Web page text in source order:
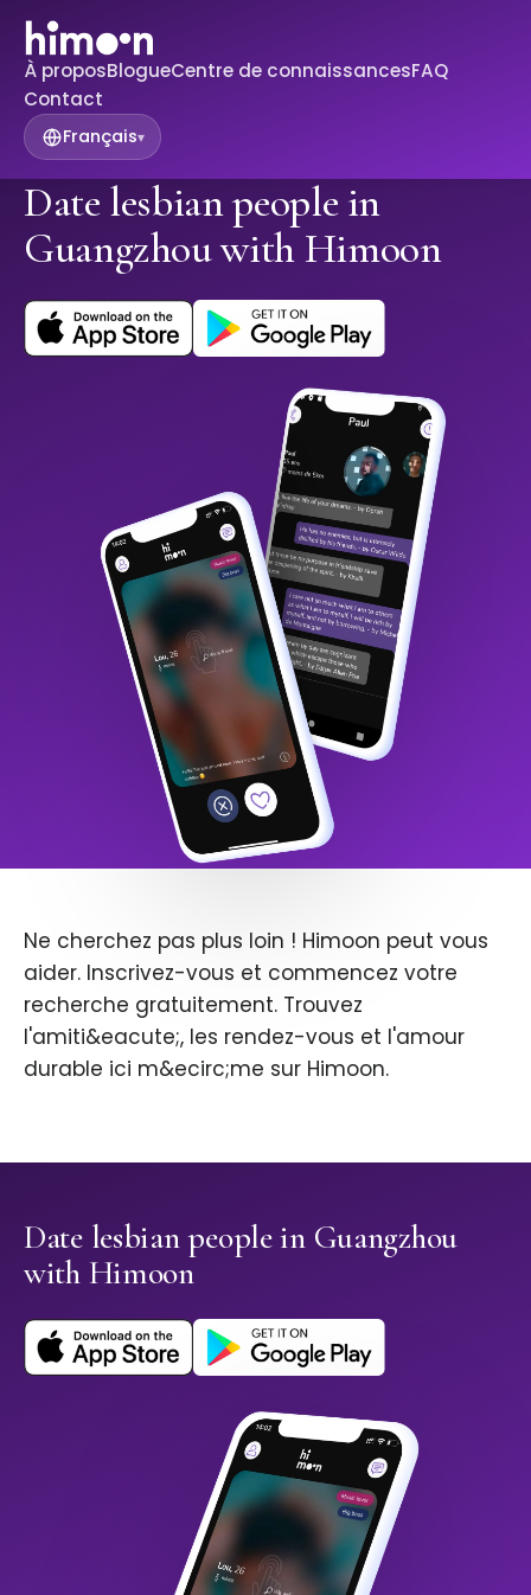
À proposBlogueCentre de connaissancesFAQ
Contact
Français▾
Date lesbian people in
Guangzhou with Himoon
Ne cherchez pas plus loin ! Himoon peut vous
aider. Inscrivez-vous et commencez votre
recherche gratuitement. Trouvez
l'amiti&eacute;, les rendez-vous et l'amour
durable ici m&ecirc;me sur Himoon.
Date lesbian people in Guangzhou
with Himoon